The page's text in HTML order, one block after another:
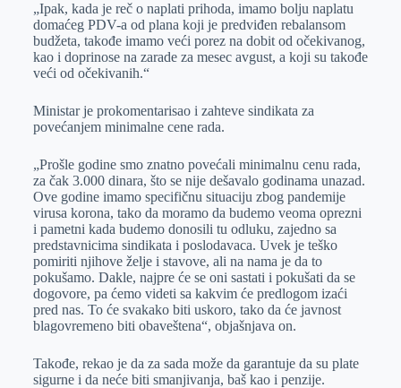
„Ipak, kada je reč o naplati prihoda, imamo bolju naplatu
domaćeg PDV-a od plana koji je predviđen rebalansom
budžeta, takođe imamo veći porez na dobit od očekivanog,
kao i doprinose na zarade za mesec avgust, a koji su takođe
veći od očekivanih.“
Ministar je prokomentarisao i zahteve sindikata za
povećanjem minimalne cene rada.
„Prošle godine smo znatno povećali minimalnu cenu rada,
za čak 3.000 dinara, što se nije dešavalo godinama unazad.
Ove godine imamo specifičnu situaciju zbog pandemije
virusa korona, tako da moramo da budemo veoma oprezni
i pametni kada budemo donosili tu odluku, zajedno sa
predstavnicima sindikata i poslodavaca. Uvek je teško
pomiriti njihove želje i stavove, ali na nama je da to
pokušamo. Dakle, najpre će se oni sastati i pokušati da se
dogovore, pa ćemo videti sa kakvim će predlogom izaći
pred nas. To će svakako biti uskoro, tako da će javnost
blagovremeno biti obaveštena“, objašnjava on.
Takođe, rekao je da za sada može da garantuje da su plate
sigurne i da neće biti smanjivanja, baš kao i penzije.